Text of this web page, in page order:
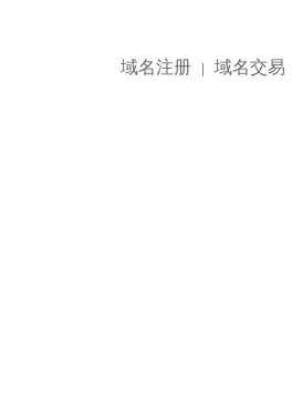
域名注册 | 域名交易